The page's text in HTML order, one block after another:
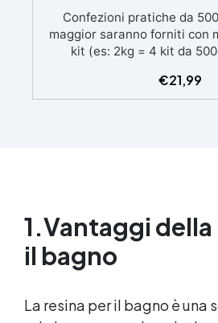
Confezioni pratiche da
maggior saranno forniti con
kit (es: 2kg = 4 kit da
inizia. Sempre lucida:
brillante e uniforme in
€21,99
1.Vantaggi della
il bagno
La resina per il bagno è una